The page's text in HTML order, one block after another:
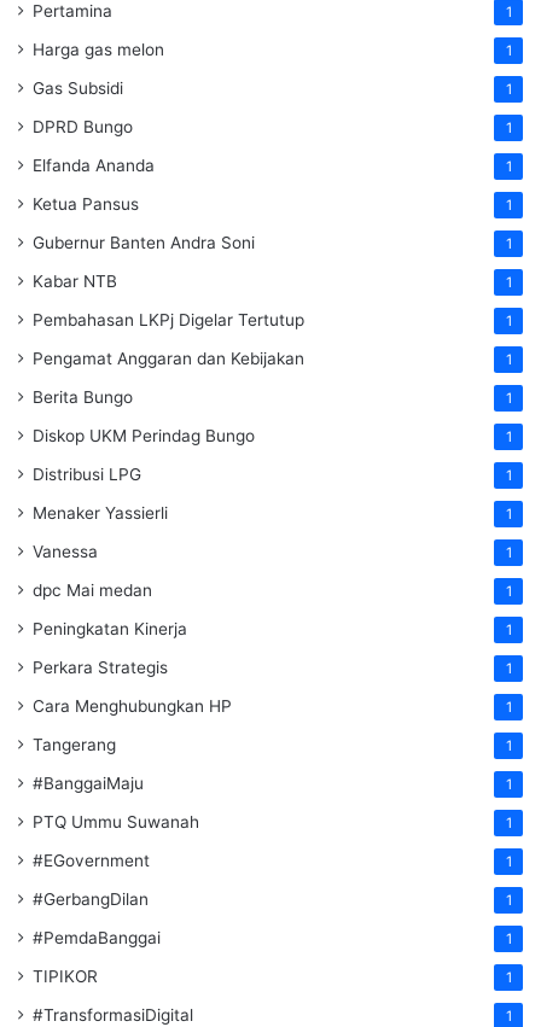
Pertamina 1
Harga gas melon 1
Gas Subsidi 1
DPRD Bungo 1
Elfanda Ananda 1
Ketua Pansus 1
Gubernur Banten Andra Soni 1
Kabar NTB 1
Pembahasan LKPj Digelar Tertutup 1
Pengamat Anggaran dan Kebijakan 1
Berita Bungo 1
Diskop UKM Perindag Bungo 1
Distribusi LPG 1
Menaker Yassierli 1
Vanessa 1
dpc Mai medan 1
Peningkatan Kinerja 1
Perkara Strategis 1
Cara Menghubungkan HP 1
Tangerang 1
#BanggaiMaju 1
PTQ Ummu Suwanah 1
#EGovernment 1
#GerbangDilan 1
#PemdaBanggai 1
TIPIKOR 1
#TransformasiDigital 1